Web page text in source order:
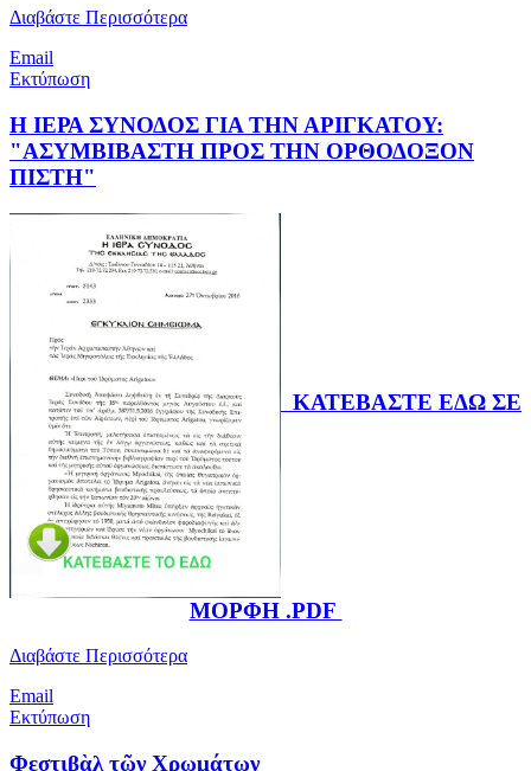
Διαβάστε Περισσότερα
Email
Εκτύπωση
Η ΙΕΡΑ ΣΥΝΟΔΟΣ ΓΙΑ ΤΗΝ ΑΡΙΓΚΑΤΟΥ:
"ΑΣΥΜΒΙΒΑΣΤΗ ΠΡΟΣ ΤΗΝ ΟΡΘΟΔΟΞΟΝ
ΠΙΣΤΗ"
ΚΑΤΕΒΑΣΤΕ ΕΔΩ ΣΕ
ΜΟΡΦΗ .PDF
Διαβάστε Περισσότερα
Email
Εκτύπωση
Φεστιβὰλ τῶν Χρωμάτων